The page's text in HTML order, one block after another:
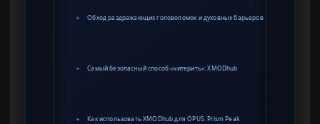
✦ Обход раздражающих головоломок и духовных барьеров
✦ Самый безопасный способ «читерить»: XMODhub
✦ Как использовать XMODhub для OPUS: Prism Peak